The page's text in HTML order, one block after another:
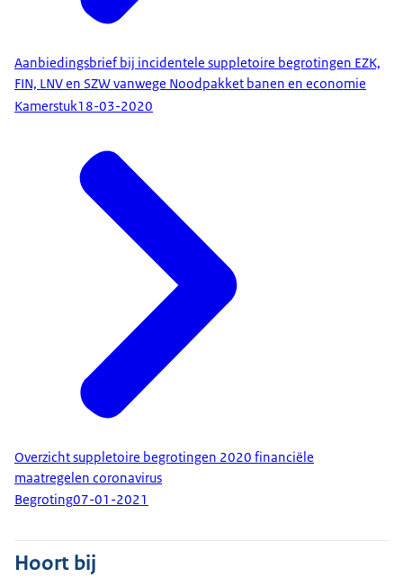
Aanbiedingsbrief bij incidentele suppletoire begrotingen EZK,
FIN, LNV en SZW vanwege Noodpakket banen en economie
Kamerstuk18-03-2020
Overzicht suppletoire begrotingen 2020 financiële
maatregelen coronavirus
Begroting07-01-2021
Hoort bij